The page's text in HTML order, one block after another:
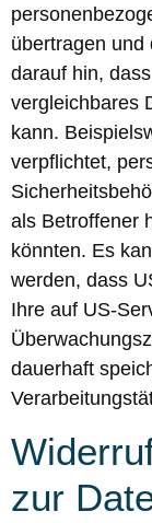
übertragen und
darauf hin,
vergleichbares
kann.
verpflichtet,
als Betroffener
könnten. Es
werden, dass
Ihre auf US-
dauerhaft
zur